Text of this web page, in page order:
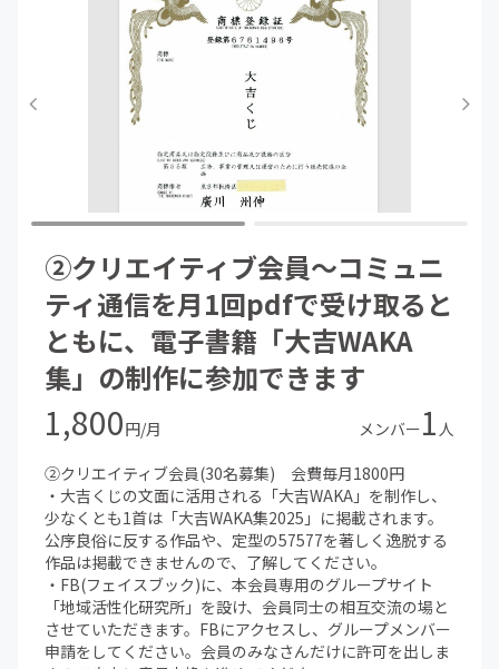
②クリエイティブ会員～コミュニ
ティ通信を月1回pdfで受け取ると
ともに、電子書籍「大吉WAKA
集」の制作に参加できます
1,800円/月 メンバー1 人
②クリエイティブ会員(30名募集) 会費毎月1800円
・大吉くじの文面に活用される「大吉WAKA」を制作し、
少なくとも1首は「大吉WAKA集2025」に掲載されます。
公序良俗に反する作品や、定型の57577を著しく逸脱する
作品は掲載できませんので、了解してください。
・FB(フェイスブック)に、本会員専用のグループサイト
「地域活性化研究所」を設け、会員同士の相互交流の場と
させていただきます。FBにアクセスし、グループメンバー
申請をしてください。会員のみなさんだけに許可を出しま